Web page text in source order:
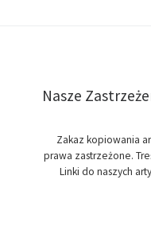
Nasze
Zakaz kopiowania
prawa zastrzeżone.
Linki do naszych